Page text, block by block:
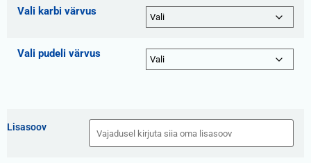
Vali karbi värvus
Vali pudeli värvus
Lisasoov